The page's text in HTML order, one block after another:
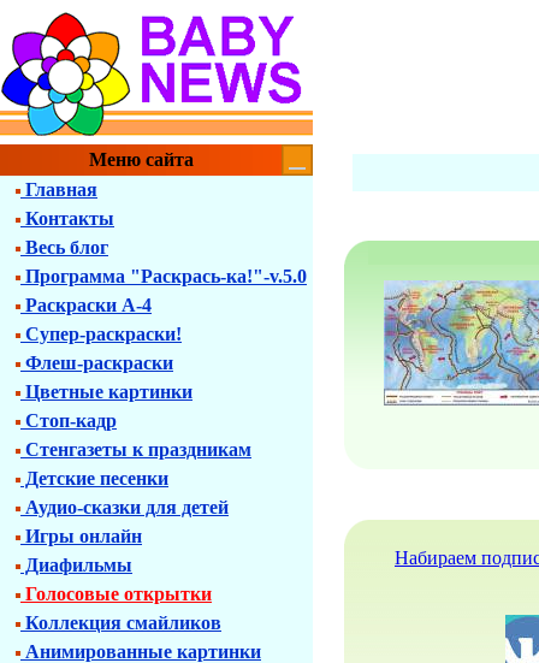
Меню сайта
Главная
Контакты
Весь блог
Программа "Раскрась-ка!"-v.5.0
Раскраски А-4
Супер-раскраски!
Флеш-раскраски
Цветные картинки
Стоп-кадр
Стенгазеты к праздникам
Детские песенки
Аудио-сказки для детей
Игры онлайн
Диафильмы
Голосовые открытки
Коллекция смайликов
Анимированные картинки
Набираем